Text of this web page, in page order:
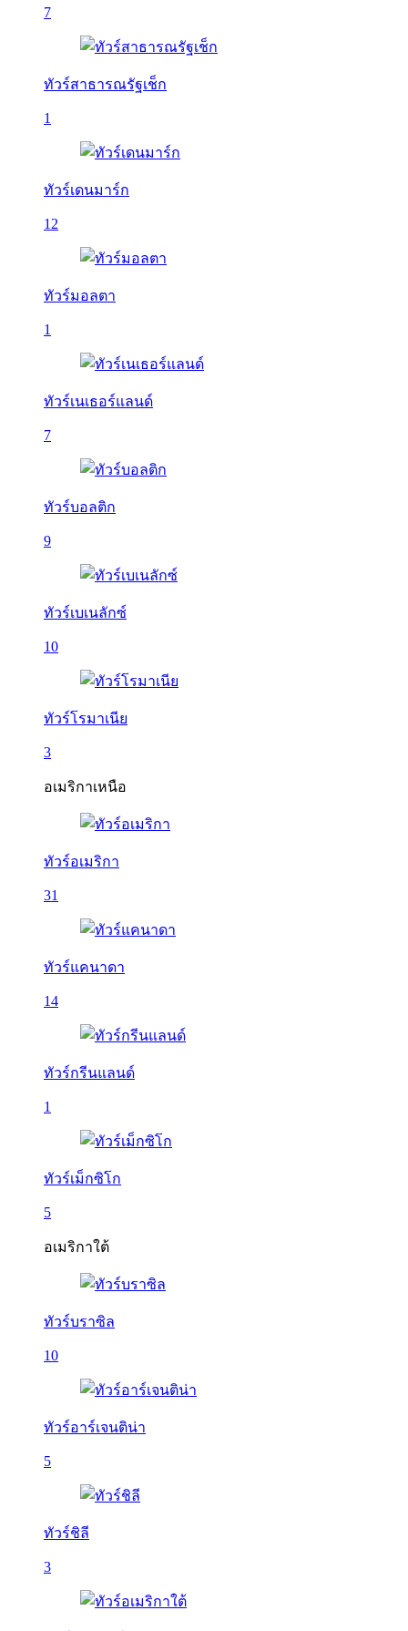
7
ทัวร์สาธารณรัฐเช็ก
1
ทัวร์เดนมาร์ก
12
ทัวร์มอลตา
1
ทัวร์เนเธอร์แลนด์
7
ทัวร์บอลติก
9
ทัวร์เบเนลักซ์
10
ทัวร์โรมาเนีย
3
อเมริกาเหนือ
ทัวร์อเมริกา
31
ทัวร์แคนาดา
14
ทัวร์กรีนแลนด์
1
ทัวร์เม็กซิโก
5
อเมริกาใต้
ทัวร์บราซิล
10
ทัวร์อาร์เจนติน่า
5
ทัวร์ชิลี
3